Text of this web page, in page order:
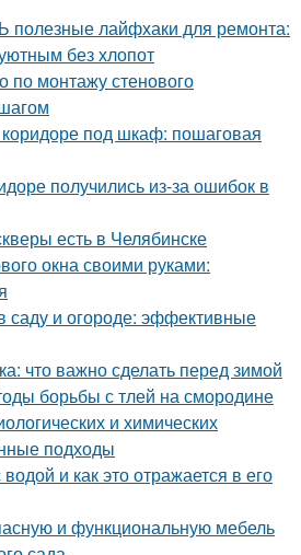
лайфхаки для ремонта:
без хлопот
по монтажу стенового
под шкаф: пошаговая
получились из-за ошибок в
есть в Челябинске
окна своими руками:
саду и огороде: эффективные
что важно сделать перед зимой
борьбы с тлей на смородине
и химических
подходы
и как это отражается в его
и функциональную мебель